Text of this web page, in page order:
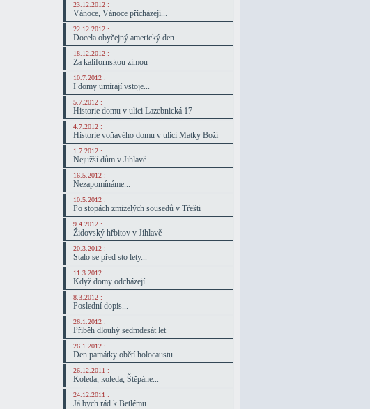
23.12.2012 :
Vánoce, Vánoce přicházejí...
22.12.2012 :
Docela obyčejný americký den...
18.12.2012 :
Za kalifornskou zimou
10.7.2012 :
I domy umírají vstoje...
5.7.2012 :
Historie domu v ulici Lazebnická 17
4.7.2012 :
Historie voňavého domu v ulici Matky Boží
1.7.2012 :
Nejužší dům v Jihlavě...
16.5.2012 :
Nezapomínáme...
10.5.2012 :
Po stopách zmizelých sousedů v Třešti
9.4.2012 :
Židovský hřbitov v Jihlavě
20.3.2012 :
Stalo se před sto lety...
11.3.2012 :
Když domy odcházejí...
8.3.2012 :
Poslední dopis...
26.1.2012 :
Příběh dlouhý sedmdesát let
26.1.2012 :
Den památky obětí holocaustu
26.12.2011 :
Koleda, koleda, Štěpáne...
24.12.2011 :
Já bych rád k Betlému...